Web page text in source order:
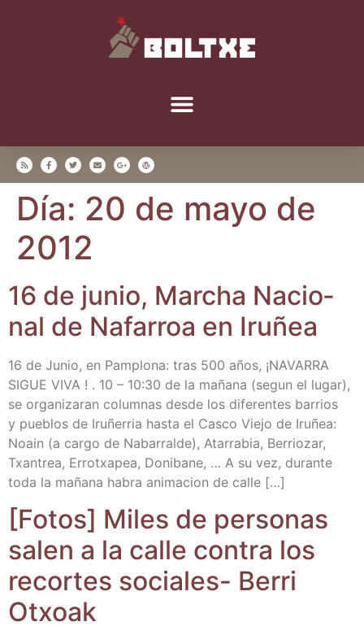
Día: 20 de mayo de
2012
16 de junio, Mar­cha Nacio­
nal de Nafa­rroa en Iruñea
16 de Junio, en Pam­plo­na: tras 500 años, ¡NAVARRA
SIGUE VIVA ! . 10 – 10:30 de la maña­na (segun el lugar),
se orga­ni­za­ran colum­nas des­de los dife­ren­tes barrios
y pue­blos de Iru­ñe­rria has­ta el Cas­co Vie­jo de Iru­ñea:
Noain (a car­go de Naba­rral­de), Ata­rra­bia, Berrio­zar,
Txan­trea, Errotxa­pea, Doni­ba­ne, … A su vez, duran­te
toda la maña­na habra ani­ma­cion de calle […]
[Fotos] Miles de per­so­nas
salen a la calle con­tra los
recor­tes socia­les- Berri
Otxoak